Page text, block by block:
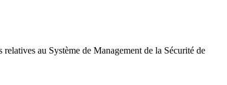
au Système de Management de la Sécurité de